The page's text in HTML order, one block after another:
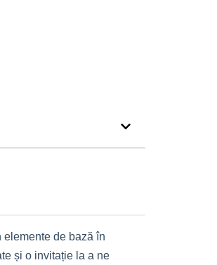
elemente de bază în
și o invitație la a ne